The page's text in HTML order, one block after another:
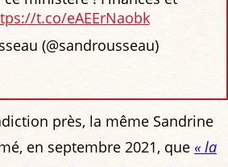
t.co/eAEErNaobk
(@sandrousseau)
près, la même Sandrine
en septembre 2021, que « la